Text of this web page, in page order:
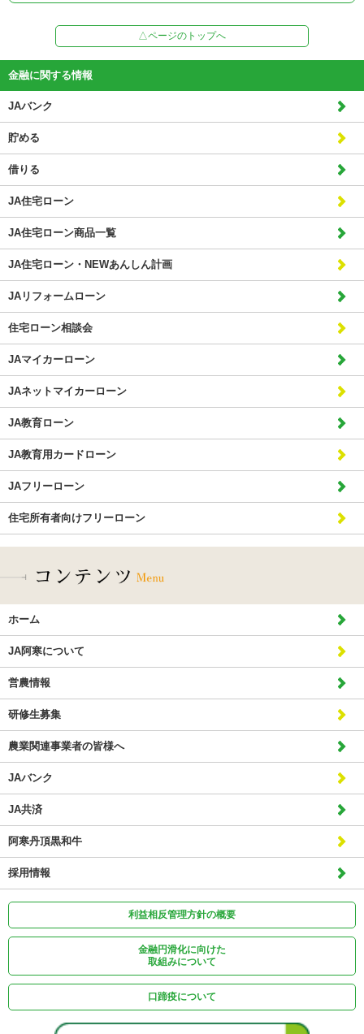
△ページのトップへ
金融に関する情報
JAバンク
貯める
借りる
JA住宅ローン
JA住宅ローン商品一覧
JA住宅ローン・NEWあんしん計画
JAリフォームローン
住宅ローン相談会
JAマイカーローン
JAネットマイカーローン
JA教育ローン
JA教育用カードローン
JAフリーローン
住宅所有者向けフリーローン
ホーム
JA阿寒について
営農情報
研修生募集
農業関連事業者の皆様へ
JAバンク
JA共済
阿寒丹頂黒和牛
採用情報
利益相反管理方針の概要
金融円滑化に向けた
取組みについて
口蹄疫について